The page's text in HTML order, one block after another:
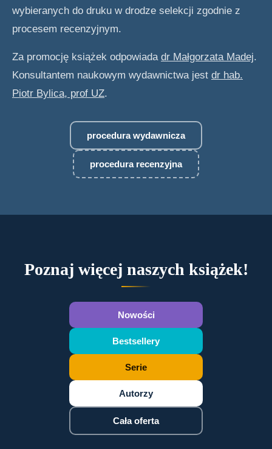
wybieranych do druku w drodze selekcji zgodnie z
procesem recenzyjnym.
Za promocję książek odpowiada dr Małgorzata Madej.
Konsultantem naukowym wydawnictwa jest dr hab.
Piotr Bylica, prof UZ.
procedura wydawnicza
procedura recenzyjna
Poznaj więcej naszych książek!
Nowości
Bestsellery
Serie
Autorzy
Cała oferta